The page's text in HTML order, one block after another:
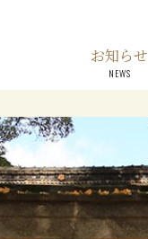
お知らせ
NEWS